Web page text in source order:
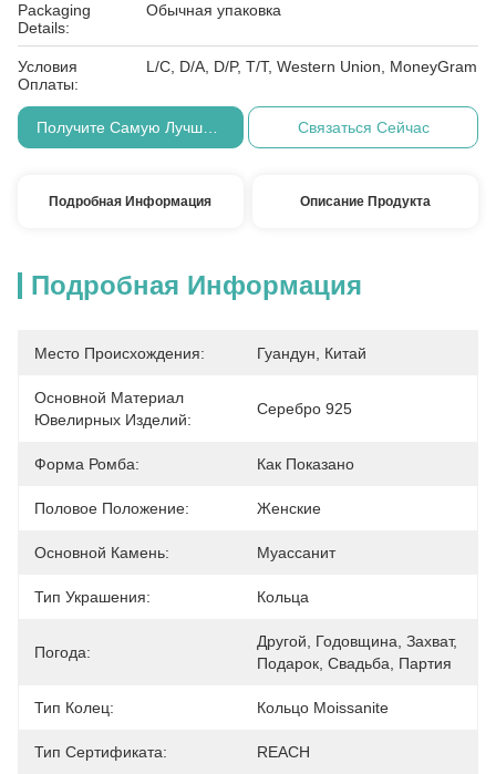
Packaging
Details:
Обычная упаковка
Условия
Оплаты:
L/C, D/A, D/P, T/T, Western Union, MoneyGram
Связаться Сейчас
Подробная Информация Описание Продукта
Подробная Информация
Место Происхождения: Гуандун, Китай
Основной Материал
Ювелирных Изделий:
Серебро 925
Форма Ромба: Как Показано
Половое Положение: Женские
Основной Камень: Муассанит
Тип Украшения: Кольца
Погода:
Другой, Годовщина, Захват,
Подарок, Свадьба, Партия
Тип Колец: Кольцо Moissanite
Тип Сертификата: REACH